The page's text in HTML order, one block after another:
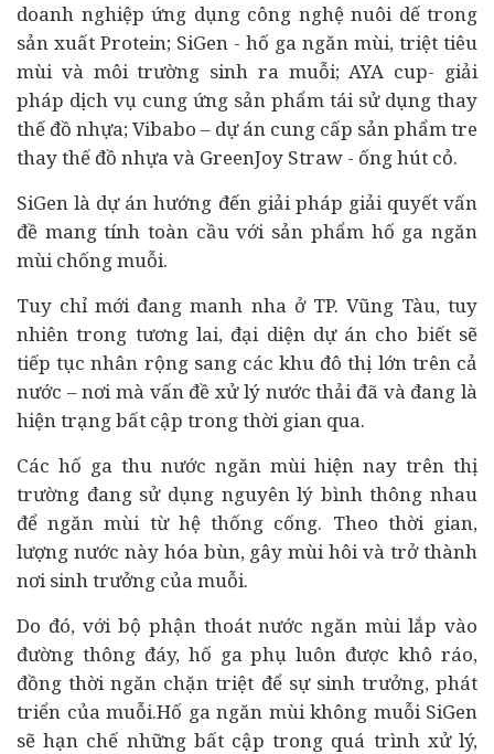
doanh nghiệp ứng dụng công nghệ nuôi dế trong
sản xuất Protein; SiGen - hố ga ngăn mùi, triệt tiêu
mùi và môi trường sinh ra muỗi; AYA cup- giải
pháp dịch vụ cung ứng sản phẩm tái sử dụng thay
thế đồ nhựa; Vibabo – dự án cung cấp sản phẩm tre
thay thế đồ nhựa và GreenJoy Straw - ống hút cỏ.
SiGen là dự án hướng đến giải pháp giải quyết vấn
đề mang tính toàn cầu với sản phẩm hố ga ngăn
mùi chống muỗi.
Tuy chỉ mới đang manh nha ở TP. Vũng Tàu, tuy
nhiên trong tương lai, đại diện dự án cho biết sẽ
tiếp tục nhân rộng sang các khu đô thị lớn trên cả
nước – nơi mà vấn đề xử lý nước thải đã và đang là
hiện trạng bất cập trong thời gian qua.
Các hố ga thu nước ngăn mùi hiện nay trên thị
trường đang sử dụng nguyên lý bình thông nhau
để ngăn mùi từ hệ thống cống. Theo thời gian,
lượng nước này hóa bùn, gây mùi hôi và trở thành
nơi sinh trưởng của muỗi.
Do đó, với bộ phận thoát nước ngăn mùi lắp vào
đường thông đáy, hố ga phụ luôn được khô ráo,
đồng thời ngăn chặn triệt để sự sinh trưởng, phát
triển của muỗi.Hố ga ngăn mùi không muỗi SiGen
sẽ hạn chế những bất cập trong quá trình xử lý,